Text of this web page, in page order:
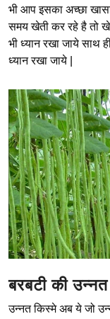
भी आप इसका अच्छा
समय खेती कर रहे है तो
भी ध्यान रखा जाये साथ
ध्यान रखा जाये |
बरबटी की
उन्नत किस्मे अब ये जो